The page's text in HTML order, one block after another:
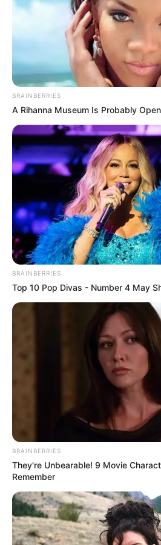
Εύβοια: Τον πρόλαβαν
τέλος στην ζωή του
8.05.2024, 21:35
Εύβοια: Απίστευτο
– Στο νοσοκομείο ένας
Εύβοια: Σε δίχτυ είχε
διαμάντια
18.12.2023, 17:44
Εύβοια: Ποιο νέο έργο
29.10.2023, 23:13
1 2
ΤΑΥΤΟΤΗΤΑ ΚΑΙ ΕΠΙΚΟΙΝΩΝΙΑ
BRAINBERRIES
A Rihanna Museum Is Probably
BRAINBERRIES
Top 10 Pop Divas - Number 4 May
BRAINBERRIES
They're Unbearable! 9 Movie
Remember